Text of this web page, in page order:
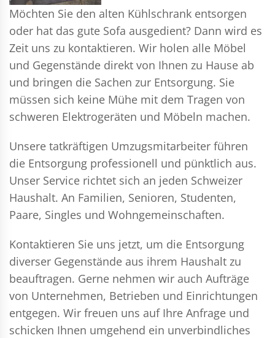
Möchten Sie den alten Kühlschrank entsorgen
oder hat das gute Sofa ausgedient? Dann wird es
Zeit uns zu kontaktieren. Wir holen alle Möbel
und Gegenstände direkt von Ihnen zu Hause ab
und bringen die Sachen zur Entsorgung. Sie
müssen sich keine Mühe mit dem Tragen von
schweren Elektrogeräten und Möbeln machen.
Unsere tatkräftigen Umzugsmitarbeiter führen
die Entsorgung professionell und pünktlich aus.
Unser Service richtet sich an jeden Schweizer
Haushalt. An Familien, Senioren, Studenten,
Paare, Singles und Wohngemeinschaften.
Kontaktieren Sie uns jetzt, um die Entsorgung
diverser Gegenstände aus ihrem Haushalt zu
beauftragen. Gerne nehmen wir auch Aufträge
von Unternehmen, Betrieben und Einrichtungen
entgegen. Wir freuen uns auf Ihre Anfrage und
schicken Ihnen umgehend ein unverbindliches